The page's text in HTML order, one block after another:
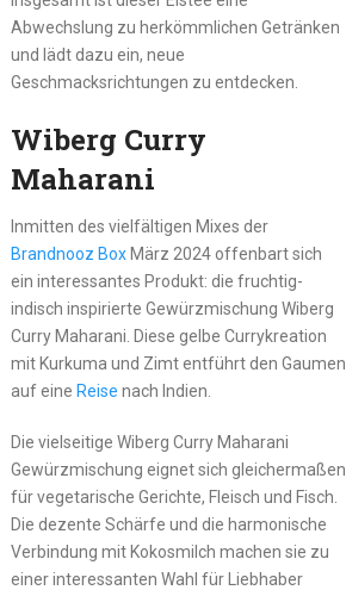
Abwechslung zu herkömmlichen Getränken
und lädt dazu ein, neue
Geschmacksrichtungen zu entdecken.
Wiberg Curry
Maharani
Inmitten des vielfältigen Mixes der
Brandnooz BoxMärz 2024 offenbart sich
ein interessantes Produkt: die fruchtig-
indisch inspirierte Gewürzmischung Wiberg
Curry Maharani. Diese gelbe Currykreation
mit Kurkuma und Zimt entführt den Gaumen
auf eine Reise nach Indien.
Die vielseitige Wiberg Curry Maharani
Gewürzmischung eignet sich gleichermaßen
für vegetarische Gerichte, Fleisch und Fisch.
Die dezente Schärfe und die harmonische
Verbindung mit Kokosmilch machen sie zu
einer interessanten Wahl für Liebhaber